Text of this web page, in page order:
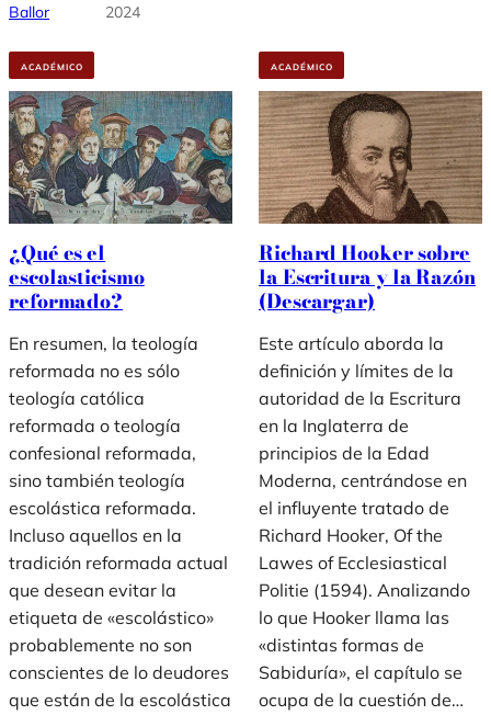
Ballor
2024
ACADÉMICO
¿Qué es el
escolasticismo
reformado?
En resumen, la teología
reformada no es sólo
teología católica
reformada o teología
confesional reformada,
sino también teología
escolástica reformada.
Incluso aquellos en la
tradición reformada actual
que desean evitar la
etiqueta de «escolástico»
probablemente no son
conscientes de lo deudores
que están de la escolástica
ACADÉMICO
Richard Hooker sobre
la Escritura y la Razón
(Descargar)
Este artículo aborda la
definición y límites de la
autoridad de la Escritura
en la Inglaterra de
principios de la Edad
Moderna, centrándose en
el influyente tratado de
Richard Hooker, Of the
Lawes of Ecclesiastical
Politie (1594). Analizando
lo que Hooker llama las
«distintas formas de
Sabiduría», el capítulo se
ocupa de la cuestión de…